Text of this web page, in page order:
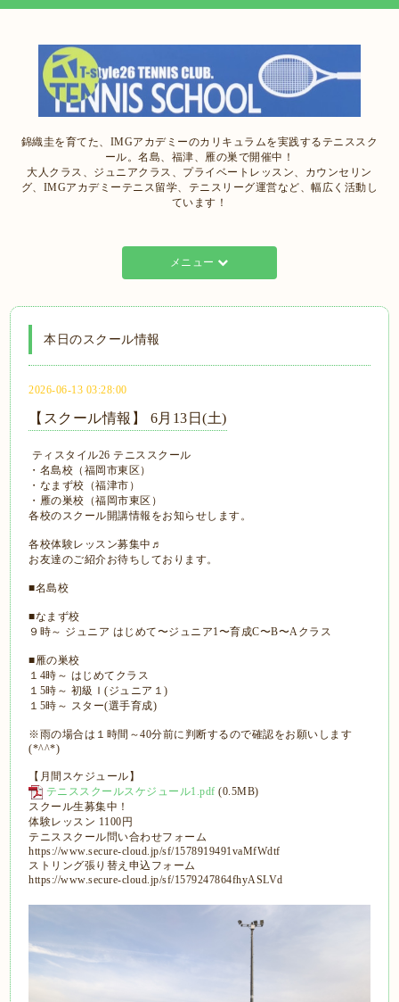
錦織圭を育てた、IMGアカデミーのカリキュラムを実践するテニススク
ール。名島、福津、雁の巣で開催中！
大人クラス、ジュニアクラス、プライベートレッスン、カウンセリン
グ、IMGアカデミーテニス留学、テニスリーグ運営など、幅広く活動し
ています！
メニュー
本日のスクール情報
2026-06-13 03:28:00
【スクール情報】 6月13日(土)
ティスタイル26 テニススクール
・名島校（福岡市東区）
・なまず校（福津市）
・雁の巣校（福岡市東区）
各校のスクール開講情報をお知らせします。
各校体験レッスン募集中♬
お友達のご紹介お待ちしております。
■名島校
■なまず校
９時～ ジュニア はじめて〜ジュニア1〜育成C〜B〜Aクラス
■雁の巣校
１4時～ はじめてクラス
１5時～ 初級Ｉ(ジュニア１)
１5時～ スター(選手育成)
※雨の場合は１時間～40分前に判断するので確認をお願いします
(*^^*)
【月間スケジュール】
テニススクールスケジュール1.pdf (0.5MB)
スクール生募集中！
体験レッスン 1100円
テニススクール問い合わせフォーム
https://www.secure-cloud.jp/sf/1578919491vaMfWdtf
ストリング張り替え申込フォーム
https://www.secure-cloud.jp/sf/1579247864fhyASLVd